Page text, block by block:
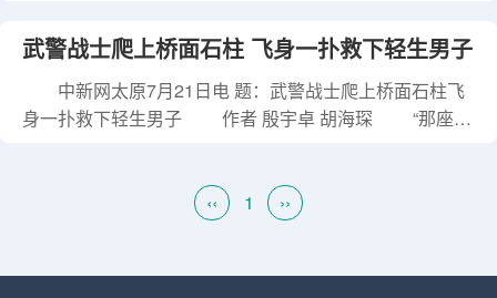
中。 廉江市委宣传部官方微信截图 【编辑:李岩】
山顶的派出所… 当时女生的心情可能 → 当事人
苏同学称，下山比上山累多了，得知身份证在山顶的派出
所时十分绝望，问还有没有其他办法，民警说可以花30块
钱邮寄回去，但是建议她去补办，说这样更合算。苏同学
山时顺道带下来 但也有网友反驳说：
武警战士爬上桥面石柱 飞身一扑救下轻生男子
中新网太原7月21日电 题：武警战士爬上桥面石柱飞
身一扑救下轻生男子 作者 殷宇卓 胡海琛 “那座桥
一名男子跨坐在大桥栏杆上意图轻生。其所在位置距离河
执行任务的武警山西总队大同支队战士刘超见状，果断加
‹‹ 1 ››